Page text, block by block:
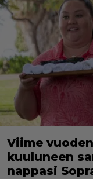
Viime
kuuluneen
nappasi